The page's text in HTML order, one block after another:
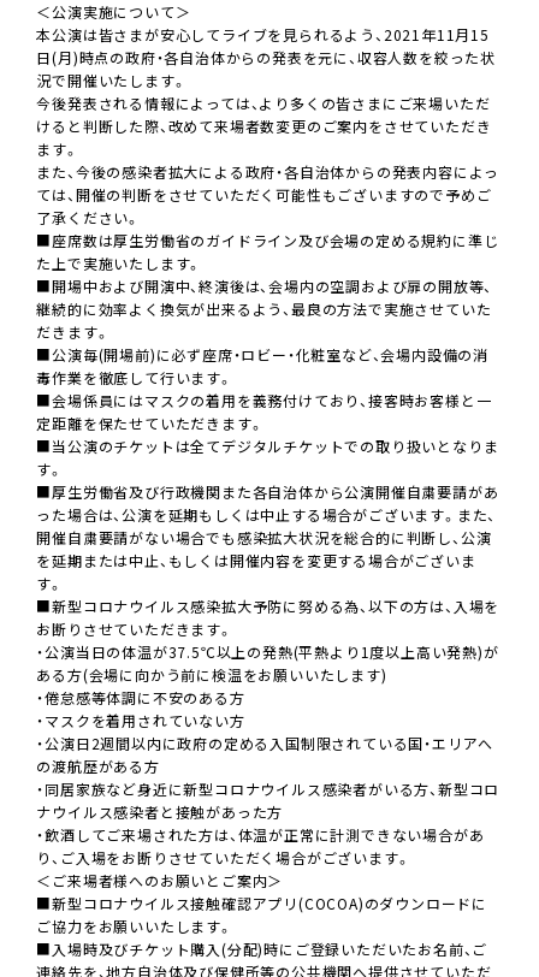
＜公演実施について＞
本公演は皆さまが安心してライブを見られるよう、2021年11月15
日(月)時点の政府・各自治体からの発表を元に、収容人数を絞った状
況で開催いたします。
今後発表される情報によっては、より多くの皆さまにご来場いただ
けると判断した際、改めて来場者数変更のご案内をさせていただき
ます。
また、今後の感染者拡大による政府・各自治体からの発表内容によっ
ては、開催の判断をさせていただく可能性もございますので予めご
了承ください。
■座席数は厚生労働省のガイドライン及び会場の定める規約に準じ
た上で実施いたします。
■開場中および開演中、終演後は、会場内の空調および扉の開放等、
継続的に効率よく換気が出来るよう、最良の方法で実施させていた
だきます。
■公演毎(開場前)に必ず座席・ロビー・化粧室など、会場内設備の消
毒作業を徹底して行います。
■会場係員にはマスクの着用を義務付けており、接客時お客様と一
定距離を保たせていただきます。
■当公演のチケットは全てデジタルチケットでの取り扱いとなりま
す。
■厚生労働省及び行政機関また各自治体から公演開催自粛要請があ
った場合は、公演を延期もしくは中止する場合がございます。また、
開催自粛要請がない場合でも感染拡大状況を総合的に判断し、公演
を延期または中止、もしくは開催内容を変更する場合がございま
す。
■新型コロナウイルス感染拡大予防に努める為、以下の方は、入場を
お断りさせていただきます。
・公演当日の体温が37.5℃以上の発熱(平熱より1度以上高い発熱)が
ある方(会場に向かう前に検温をお願いいたします)
・倦怠感等体調に不安のある方
・マスクを着用されていない方
・公演日2週間以内に政府の定める入国制限されている国・エリアへ
の渡航歴がある方
・同居家族など身近に新型コロナウイルス感染者がいる方、新型コロ
ナウイルス感染者と接触があった方
・飲酒してご来場された方は、体温が正常に計測できない場合があ
り、ご入場をお断りさせていただく場合がございます。
＜ご来場者様へのお願いとご案内＞
■新型コロナウイルス接触確認アプリ(COCOA)のダウンロードに
ご協力をお願いいたします。
■入場時及びチケット購入(分配)時にご登録いただいたお名前、ご
連絡先を、地方自治体及び保健所等の公共機関へ提供させていただ